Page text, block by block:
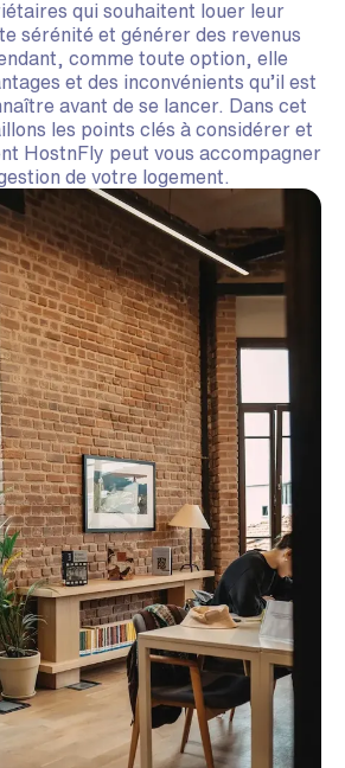
qui souhaitent louer leur
sérénité et générer des revenus
comme toute option, elle
et des inconvénients qu’il est
avant de se lancer. Dans cet
les points clés à considérer et
HostnFly peut vous accompagner
de votre logement.